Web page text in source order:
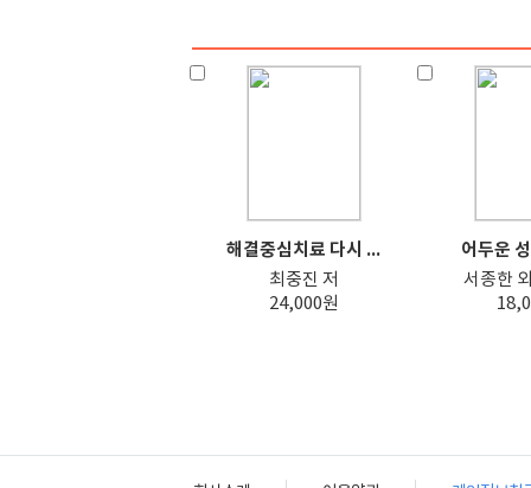
해결중심치료 다시 ...
최중진 저
24,000원
어두운
서종한